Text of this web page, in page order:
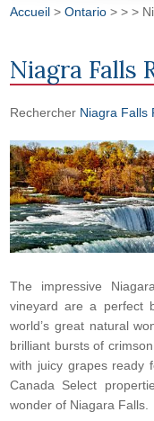
Accueil >Ontario >>>
Niagra Falls
Rechercher Niagra Falls
The impressive
vineyard are a perfect
world’s great natural
brilliant bursts of
with juicy grapes ready
Canada Select
wonder of Niagara Falls.